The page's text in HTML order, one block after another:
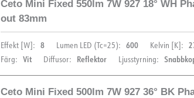
Ceto Mini Fixed 550lm 7W 927 18° WH
out 83mm
Effekt [W]: 8 Lumen LED (Tc=25): 600 Kelvin [K]:
Färg: Vit Diffusor: Reflektor Ljusstyrning:
Ceto Mini Fixed 500lm 7W 927 36° BK